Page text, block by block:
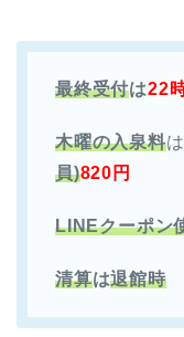
最終受付は22
木曜の入泉料は
員)820円
LINEクーポン
清算は退館時